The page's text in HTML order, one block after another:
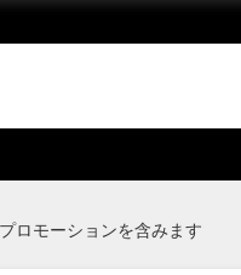
ロモーションを含みます